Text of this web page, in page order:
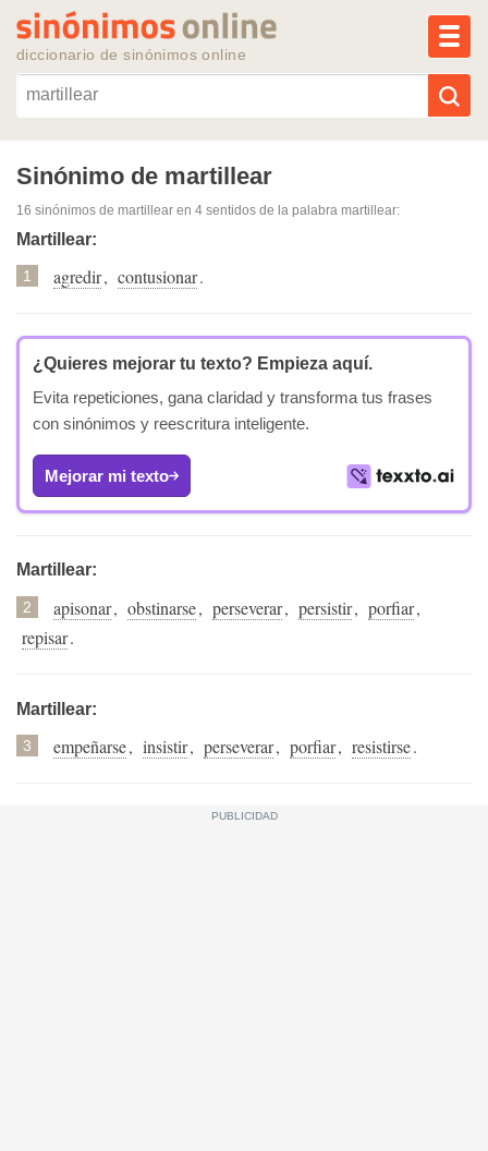
diccionario de sinónimos online
Reescribir texto con IA
Sinónimos populares
Temas populares
Temas recientes
Sinónimo de martillear
16 sinónimos de martillear en 4 sentidos de la palabra martillear:
Martillear:
1 agredir, contusionar.
¿Quieres mejorar tu texto? Empieza aquí.
Evita repeticiones, gana claridad y transforma tus frases
con sinónimos y reescritura inteligente.
Mejorar mi texto
Martillear:
2 apisonar, obstinarse, perseverar, persistir, porfiar,
repisar.
Martillear:
3 empeñarse, insistir, perseverar, porfiar, resistirse.